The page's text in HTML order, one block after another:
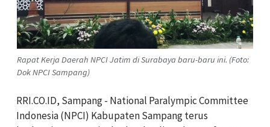
Rapat Kerja Daerah NPCI Jatim di Surabaya baru-baru ini. (Foto:
Dok NPCI Sampang)
RRI.CO.ID, Sampang - National Paralympic Committee
Indonesia (NPCI) Kabupaten Sampang terus